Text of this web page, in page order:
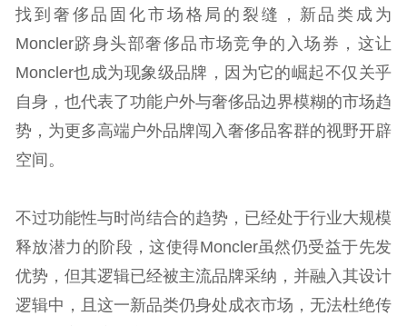
找到奢侈品固化市场格局的裂缝，新品类成为
Moncler跻身头部奢侈品市场竞争的入场券，这让
Moncler也成为现象级品牌，因为它的崛起不仅关乎
自身，也代表了功能户外与奢侈品边界模糊的市场趋
势，为更多高端户外品牌闯入奢侈品客群的视野开辟
空间。
不过功能性与时尚结合的趋势，已经处于行业大规模
释放潜力的阶段，这使得Moncler虽然仍受益于先发
优势，但其逻辑已经被主流品牌采纳，并融入其设计
逻辑中，且这一新品类仍身处成衣市场，无法杜绝传